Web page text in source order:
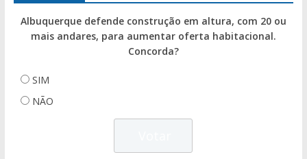
Albuquerque defende construção em altura, com 20 ou
mais andares, para aumentar oferta habitacional.
Concorda?
SIM
NÃO